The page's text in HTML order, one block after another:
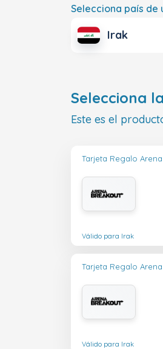
Selecciona país de
Irak
Selecciona
Este es el
Tarjeta Regalo
Válido para Irak
Tarjeta Regalo
Válido para Irak